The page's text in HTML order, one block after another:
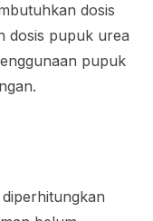
dosis
dosis pupuk urea
pupuk